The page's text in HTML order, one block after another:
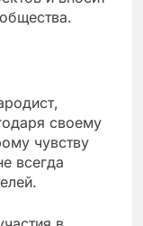
своему
чувству
всегда